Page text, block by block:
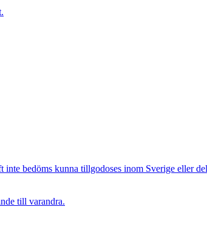
bedöms kunna tillgodoses inom Sverige eller
till varandra.